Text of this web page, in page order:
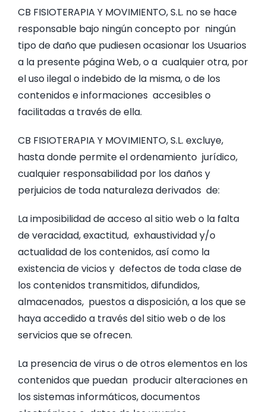
CB FISIOTERAPIA Y MOVIMIENTO, S.L. no se hace
responsable bajo ningún concepto por ningún
tipo de daño que pudiesen ocasionar los Usuarios
a la presente página Web, o a cualquier otra, por
el uso ilegal o indebido de la misma, o de los
contenidos e informaciones accesibles o
facilitadas a través de ella.
CB FISIOTERAPIA Y MOVIMIENTO, S.L. excluye,
hasta donde permite el ordenamiento jurídico,
cualquier responsabilidad por los daños y
perjuicios de toda naturaleza derivados de:
La imposibilidad de acceso al sitio web o la falta
de veracidad, exactitud, exhaustividad y/o
actualidad de los contenidos, así como la
existencia de vicios y defectos de toda clase de
los contenidos transmitidos, difundidos,
almacenados, puestos a disposición, a los que se
haya accedido a través del sitio web o de los
servicios que se ofrecen.
La presencia de virus o de otros elementos en los
contenidos que puedan producir alteraciones en
los sistemas informáticos, documentos